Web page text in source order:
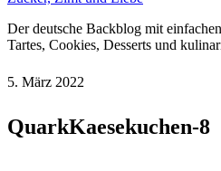
Der deutsche Backblog mit
Tartes, Cookies, Desserts und
5. März 2022
QuarkKaesekuchen-8